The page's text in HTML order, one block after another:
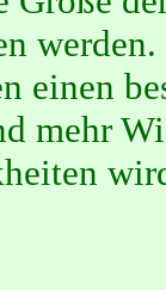
einen
mehr